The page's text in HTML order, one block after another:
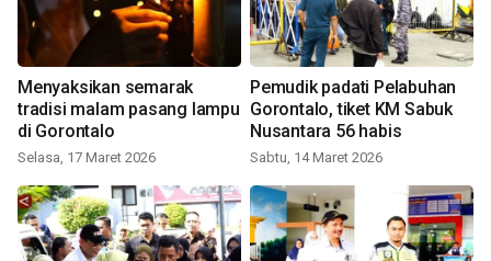
Menyaksikan semarak
tradisi malam pasang lampu
di Gorontalo
Selasa, 17 Maret 2026
Pemudik padati Pelabuhan
Gorontalo, tiket KM Sabuk
Nusantara 56 habis
Sabtu, 14 Maret 2026